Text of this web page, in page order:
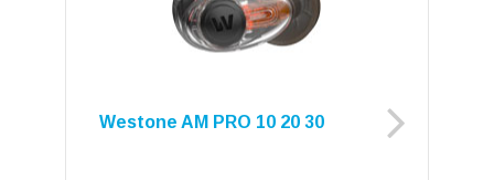
Westone AM PRO 10 20 30